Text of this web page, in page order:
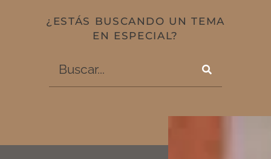
¿ESTÁS BUSCANDO UN TEMA
EN ESPECIAL?